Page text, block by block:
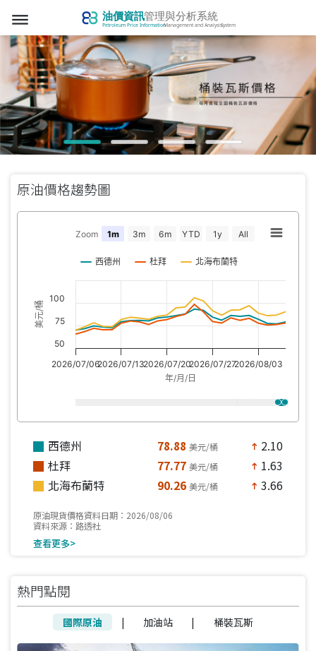
dehaze
原油價格趨勢圖
年/月/日
美元/桶
Zoom 1m 3m 6m YTD 1y All
西德州 杜拜 北海布蘭特
2026/07/062026/07/132026/07/202026/07/272026/08/03
50
75
100
西德州 78.88 美元/桶 north
2.10
杜拜
77.77 美元/桶 north
1.63
北海布蘭特
90.26 美元/桶 north 3.66
原油現貨價格資料日期：2026/08/06
資料來源：路透社
查看更多>
熱門點閱
國際原油 | 加油站 | 桶裝瓦斯